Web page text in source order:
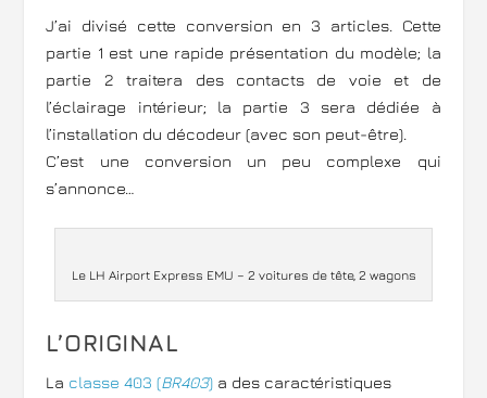
J’ai divisé cette conversion en 3 articles. Cette
partie 1 est une rapide présentation du modèle; la
partie 2 traitera des contacts de voie et de
l’éclairage intérieur; la partie 3 sera dédiée à
l’installation du décodeur (avec son peut-être).
C’est une conversion un peu complexe qui
s’annonce…
Le LH Airport Express EMU – 2 voitures de tête, 2 wagons
L’ORIGINAL
La classe 403 (BR403) a des caractéristiques